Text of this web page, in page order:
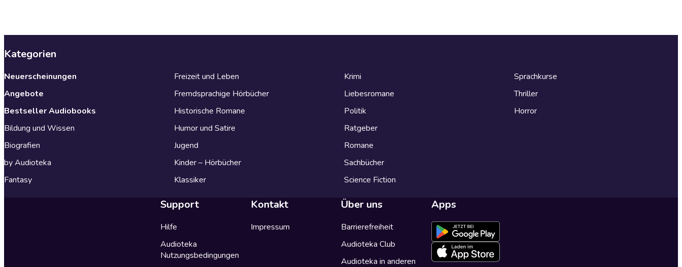
Kategorien
Neuerscheinungen
Angebote
Bestseller Audiobooks
Bildung und Wissen
Biografien
by Audioteka
Fantasy
Freizeit und Leben
Fremdsprachige Hörbücher
Historische Romane
Humor und Satire
Jugend
Kinder – Hörbücher
Klassiker
Krimi
Liebesromane
Politik
Ratgeber
Romane
Sachbücher
Science Fiction
Sprachkurse
Thriller
Horror
Support
Hilfe
Audioteka
Nutzungsbedingungen
Kontakt
Impressum
Über uns
Barrierefreiheit
Audioteka Club
Audioteka in anderen
Apps